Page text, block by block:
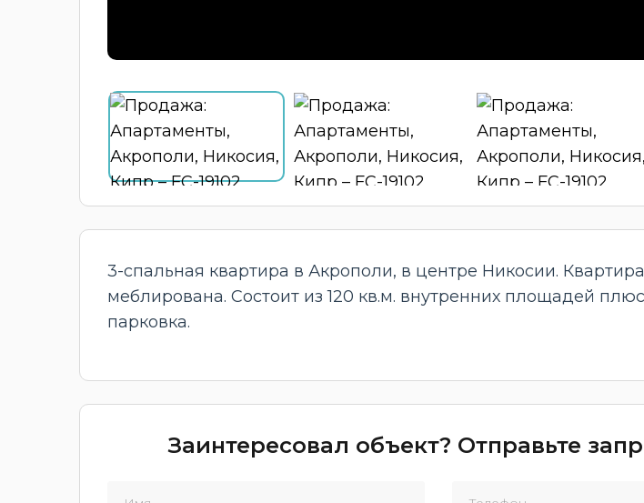
3-спальная квартира в Акрополи, в центре Никосии.
меблирована. Состоит из 120 кв.м. внутренних площадей
парковка.
Заинтересовал объект? Отправьте